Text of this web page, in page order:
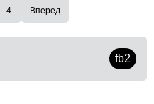
4 Вперед
fb2